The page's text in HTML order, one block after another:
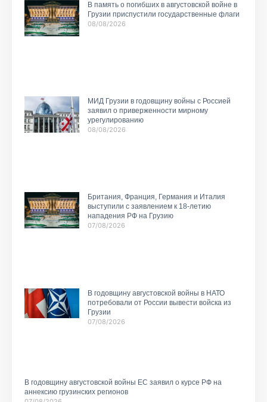
В память о погибших в августовской войне в
Грузии приспустили государственные флаги
08/08/2026
МИД Грузии в годовщину войны с Россией
заявил о приверженности мирному
урегулированию
08/08/2026
Британия, Франция, Германия и Италия
выступили с заявлением к 18-летию
нападения РФ на Грузию
07/08/2026
В годовщину августовской войны в НАТО
потребовали от России вывести войска из
Грузии
07/08/2026
В годовщину августовской войны ЕС заявил о курсе РФ на
аннексию грузинских регионов